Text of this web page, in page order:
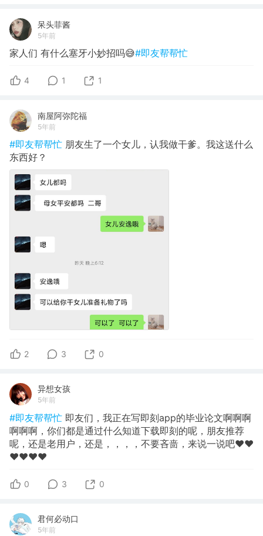
呆头菲酱
5年前
家人们 有什么塞牙小妙招吗😅#即友帮帮忙
4 1 1
南屋阿弥陀福
5年前
#即友帮帮忙 朋友生了一个女儿，认我做干爹。我这送什么
东西好？
2 3 0
异想女孩
5年前
#即友帮帮忙 即友们，我正在写即刻app的毕业论文啊啊啊
啊啊啊，你们都是通过什么知道下载即刻的呢，朋友推荐
呢，还是老用户，还是，，，，不要吝啬，来说一说吧❤️❤️
❤️❤️❤️❤️
0 3 0
君何必动口
5年前